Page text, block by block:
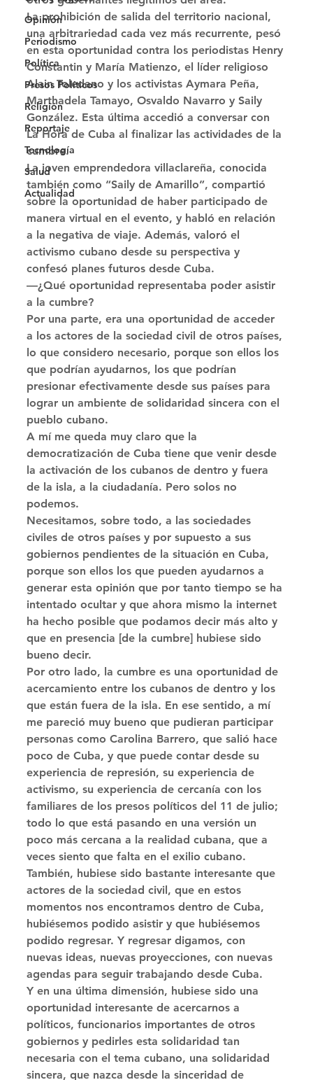
Opinión
Periodismo
Política
Presos Políticos
Religión
Reportaje
Tecnología
Salud
Actualidad
La prohibición de salida del territorio nacional,
una arbitrariedad cada vez más recurrente, pesó
en esta oportunidad contra los periodistas Henry
Constantin y María Matienzo, el líder religioso
Alain Toledano y los activistas Aymara Peña,
Marthadela Tamayo, Osvaldo Navarro y Saily
González. Esta última accedió a conversar con
La Hora de Cuba al finalizar las actividades de la
cumbre.
La joven emprendedora villaclareña, conocida
también como “Saily de Amarillo”, compartió
sobre la oportunidad de haber participado de
manera virtual en el evento, y habló en relación
a la negativa de viaje. Además, valoró el
activismo cubano desde su perspectiva y
confesó planes futuros desde Cuba.
—¿Qué oportunidad representaba poder asistir
a la cumbre?
Por una parte, era una oportunidad de acceder
a los actores de la sociedad civil de otros países,
lo que considero necesario, porque son ellos los
que podrían ayudarnos, los que podrían
presionar efectivamente desde sus países para
lograr un ambiente de solidaridad sincera con el
pueblo cubano.
A mí me queda muy claro que la
democratización de Cuba tiene que venir desde
la activación de los cubanos de dentro y fuera
de la isla, a la ciudadanía. Pero solos no
podemos.
Necesitamos, sobre todo, a las sociedades
civiles de otros países y por supuesto a sus
gobiernos pendientes de la situación en Cuba,
porque son ellos los que pueden ayudarnos a
generar esta opinión que por tanto tiempo se ha
intentado ocultar y que ahora mismo la internet
ha hecho posible que podamos decir más alto y
que en presencia [de la cumbre] hubiese sido
bueno decir.
Por otro lado, la cumbre es una oportunidad de
acercamiento entre los cubanos de dentro y los
que están fuera de la isla. En ese sentido, a mí
me pareció muy bueno que pudieran participar
personas como Carolina Barrero, que salió hace
poco de Cuba, y que puede contar desde su
experiencia de represión, su experiencia de
activismo, su experiencia de cercanía con los
familiares de los presos políticos del 11 de julio;
todo lo que está pasando en una versión un
poco más cercana a la realidad cubana, que a
veces siento que falta en el exilio cubano.
También, hubiese sido bastante interesante que
actores de la sociedad civil, que en estos
momentos nos encontramos dentro de Cuba,
hubiésemos podido asistir y que hubiésemos
podido regresar. Y regresar digamos, con
nuevas ideas, nuevas proyecciones, con nuevas
agendas para seguir trabajando desde Cuba.
Y en una última dimensión, hubiese sido una
oportunidad interesante de acercarnos a
políticos, funcionarios importantes de otros
gobiernos y pedirles esta solidaridad tan
necesaria con el tema cubano, una solidaridad
sincera, que nazca desde la sinceridad de